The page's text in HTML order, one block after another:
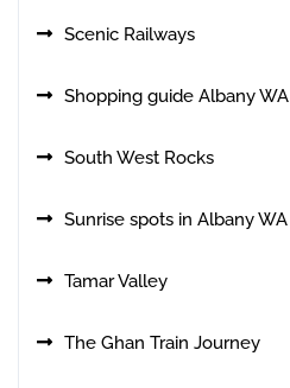
Scenic Railways
Shopping guide Albany WA
South West Rocks
Sunrise spots in Albany WA
Tamar Valley
The Ghan Train Journey